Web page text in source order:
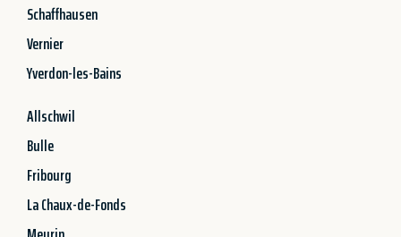
Schaffhausen
Vernier
Yverdon-les-Bains
Allschwil
Bulle
Fribourg
La Chaux-de-Fonds